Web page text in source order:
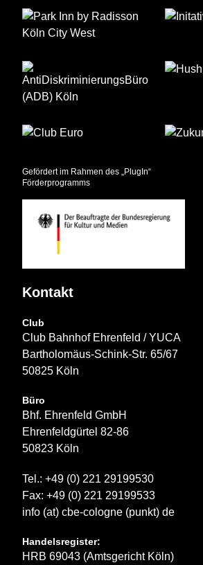
Gefördert im Rahmen des „PlugIn“
Förderprogramms
Kontakt
Club
Club Bahnhof Ehrenfeld / YUCA
Bartholomäus-Schink-Str. 65/67
50825 Köln
Büro
Bhf. Ehrenfeld GmbH
Ehrenfeldgürtel 82-86
50823 Köln
Tel.: +49 (0) 221 29199530
Fax: +49 (0) 221 29199533
info (at) cbe-cologne (punkt) de
Handelsregister:
HRB 69043 (Amtsgericht Köln)